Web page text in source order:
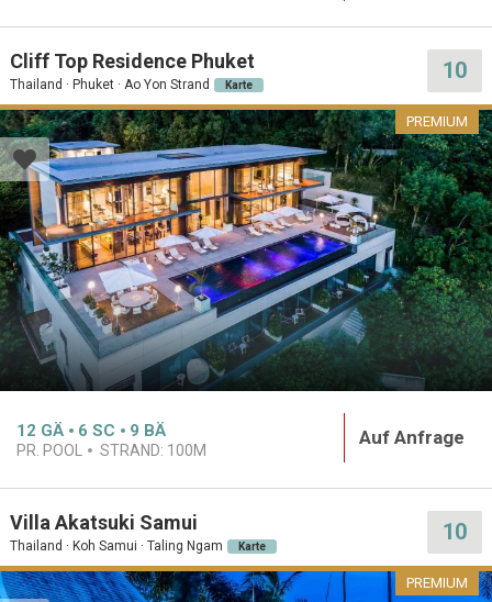
Cliff Top Residence Phuket
Thailand · Phuket · Ao Yon Strand Karte
10
PREMIUM
12 GÄ 6 SC 9 BÄ
PR. POOL STRAND: 100M
Auf Anfrage
Villa Akatsuki Samui
Thailand · Koh Samui · Taling Ngam Karte
10
PREMIUM